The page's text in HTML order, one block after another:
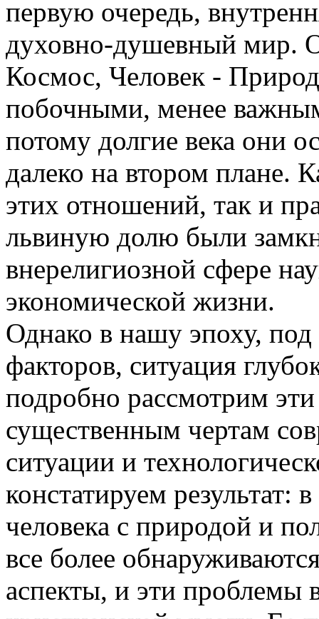
первую очередь,
духовно-душевный мир.
Космос, Человек -
побочными, менее
потому долгие века они
далеко на втором плане.
этих отношений, так и
львиную долю были
внерелигиозной сфере
экономической жизни.
Однако в нашу эпоху, под
факторов, ситуация
подробно рассмотрим
существенным чертам
ситуации и
констатируем результат:
человека с природой и
все более
аспекты, и эти проблемы